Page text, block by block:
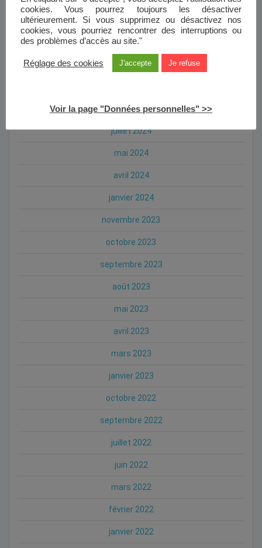
février 2025
janvier 2025
octobre 2024
août 2024
juillet 2024
mai 2024
avril 2024
janvier 2024
novembre 2023
octobre 2023
septembre 2023
août 2023
mai 2023
avril 2023
mars 2023
janvier 2023
octobre 2022
septembre 2022
juillet 2022
juin 2022
mars 2022
février 2022
janvier 2022
cookies. Vous pourrez toujours les désactiver
ultérieurement. Si vous supprimez ou désactivez nos
cookies, vous pourriez rencontrer des interruptions ou
des problèmes d’accès au site."
Réglage des cookies J'accepte Je refuse
Voir la page "Données personnelles" >>